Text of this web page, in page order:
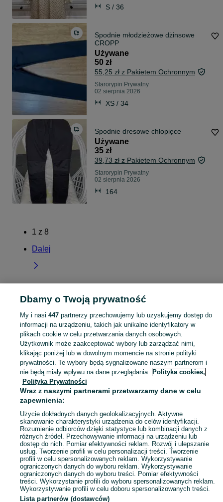
S / 36
Spodnie młodzieżowe dżinsowe
CROPP
Używane
50 zł
55,25 zł z Pakietem Ochronnym
Starorypin Prywatny
02 sierpnia 2026
XS / 34
Spodnie dresowe chłopięce
Używane
35 zł
39,73 zł z Pakietem Ochronnym
Starorypin Prywatny
02 sierpnia 2026
164
1 z 8
Dalej
Strona główna Kujawsko-pomorskie Starorypin Prywatny
KATEGORIA
Skorzystaj z największego serwisu ogłoszeniowego - Starorypin Prywatny i okolice! Kupuj to, czego pragniesz i sprzedawaj to, czego już nie potrzebujesz! Zobacz
Mapa kategorii
Mapa miejscowości
Mapa ministron
Popularne wyszukiwania
Dbamy o Twoją prywatność
My i nasi 447partnerzy przechowujemy lub uzyskujemy dostęp do
informacji na urządzeniu, takich jak unikalne identyfikatory w
plikach cookie w celu przetwarzania danych osobowych.
Użytkownik może zaakceptować wybory lub zarządzać nimi,
klikając poniżej lub w dowolnym momencie na stronie polityki
prywatności. Te wybory będą sygnalizowane naszym partnerom i
nie będą miały wpływu na dane przeglądania. Polityka cookies,
Polityka Prywatności
Wraz z naszymi partnerami przetwarzamy dane w celu
zapewnienia:
Użycie dokładnych danych geolokalizacyjnych. Aktywne
skanowanie charakterystyki urządzenia do celów identyfikacji.
Rozumienie odbiorców dzięki statystyce lub kombinacji danych z
różnych źródeł. Przechowywanie informacji na urządzeniu lub
dostęp do nich. Pomiar efektywności reklam. Rozwój i ulepszanie
usług. Tworzenie profili w celu personalizacji treści. Tworzenie
profili w celu spersonalizowanych reklam. Wykorzystywanie
ograniczonych danych do wyboru reklam. Wykorzystywanie
ograniczonych danych do wyboru treści. Pomiar efektywności
treści. Wykorzystanie profili do wyboru spersonalizowanych reklam.
Wykorzystywanie profili w celu doboru spersonalizowanych treści.
Lista partnerów (dostawców)